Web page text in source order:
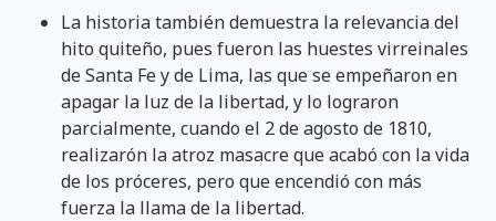
La historia también demuestra la relevancia del
hito quiteño, pues fueron las huestes virreinales
de Santa Fe y de Lima, las que se empeñaron en
apagar la luz de la libertad, y lo lograron
parcialmente, cuando el 2 de agosto de 1810,
realizarón la atroz masacre que acabó con la vida
de los próceres, pero que encendió con más
fuerza la llama de la libertad.